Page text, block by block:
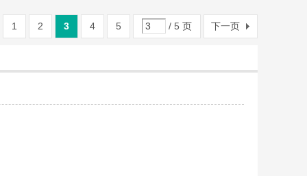
1 2 3 4 5 / 5 页 下一页